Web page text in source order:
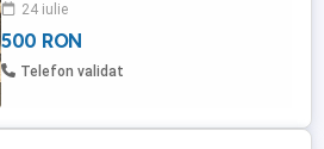
24 iulie
500 RON
Telefon validat